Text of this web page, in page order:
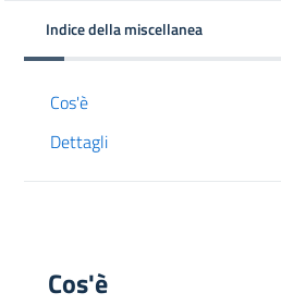
Indice della miscellanea
Cos'è
Dettagli
Cos'è